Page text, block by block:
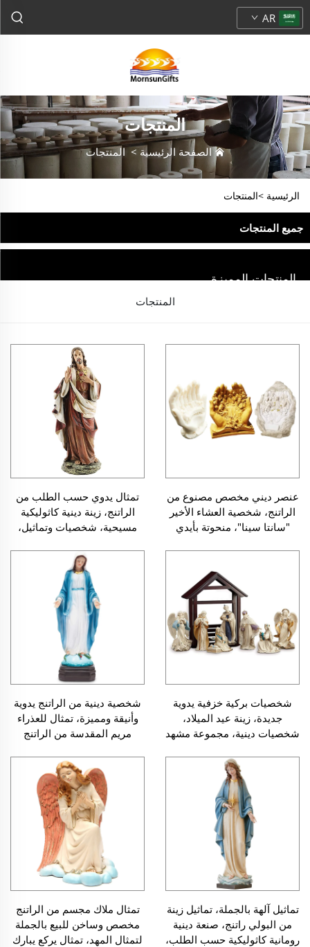
AR
المنتجات
الصفحة الرئيسية>المنتجات
الرئيسية >المنتجات
جميع المنتجات
المنتجات المميزة
المنتجات
عنصر ديني مخصص مصنوع من
الراتنج، شخصية العشاء الأخير
"سانتا سينا"، منحوتة بأيدي
تمثال يدوي حسب الطلب من
الراتنج، زينة دينية كاثوليكية
مسيحية، شخصيات وتماثيل،
المقدس
شخصيات بركية خزفية يدوية
جديدة، زينة عيد الميلاد،
شخصيات دينية، مجموعة مشهد
شخصية دينية من الراتنج يدوية
وأنيقة ومميزة، تمثال للعذراء
مريم المقدسة من الراتنج
تماثيل آلهة بالجملة، تماثيل زينة
من البولي راتنج، صنعة دينية
رومانية كاثوليكية حسب الطلب،
تمثال ملاك مجسم من الراتنج
مخصص وساخن للبيع بالجملة
لتمثال المهد، تمثال يركع يبارك